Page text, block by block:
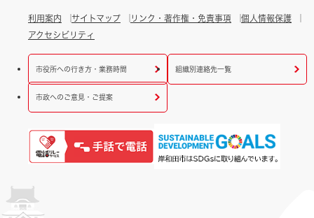
利用案内 サイトマップ リンク・著作権・免責事項
個人情報保護
アクセシビリティ
市役所への行き方・業務時間 組織別連絡先一覧
市政へのご意見・ご提案